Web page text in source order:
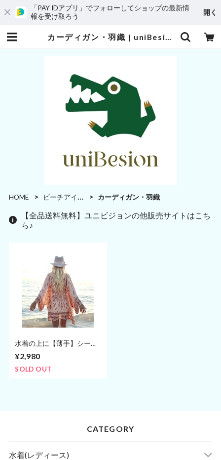
「PAY IDアプリ」でフォローしてショップの最新情
報を受け取ろう
開く
カーディガン・羽織 | uniBesion(ユニビジョン)
HOME ビーチアイテム カーディガン・羽織
【全品送料無料】ユニビジョンの他販売サイトはこち
ら♪
水着の上に【薄手】シース
ンクブラウン(フリーサイ
ズ)
¥2,980
SOLD OUT
CATEGORY
水着(レディース)